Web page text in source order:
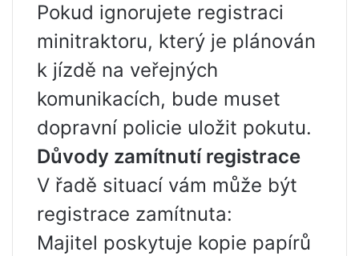
Pokud ignorujete registraci
minitraktoru, který je plánován
k jízdě na veřejných
komunikacích, bude muset
dopravní policie uložit pokutu.
Důvody zamítnutí registrace
V řadě situací vám může být
registrace zamítnuta:
Majitel poskytuje kopie papírů